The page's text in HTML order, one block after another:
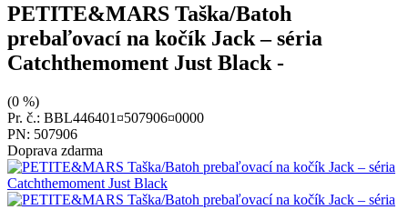
PETITE&MARS Taška/Batoh
prebaľovací na kočík Jack – séria
Catchthemoment Just Black -
(0 %)
Pr. č.: BBL446401¤507906¤0000
PN: 507906
Doprava zdarma